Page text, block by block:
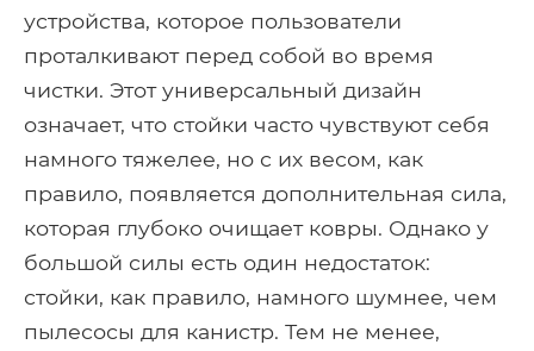
устройства, которое пользователи
проталкивают перед собой во время
чистки. Этот универсальный дизайн
означает, что стойки часто чувствуют себя
намного тяжелее, но с их весом, как
правило, появляется дополнительная сила,
которая глубоко очищает ковры. Однако у
большой силы есть один недостаток:
стойки, как правило, намного шумнее, чем
пылесосы для канистр. Тем не менее,